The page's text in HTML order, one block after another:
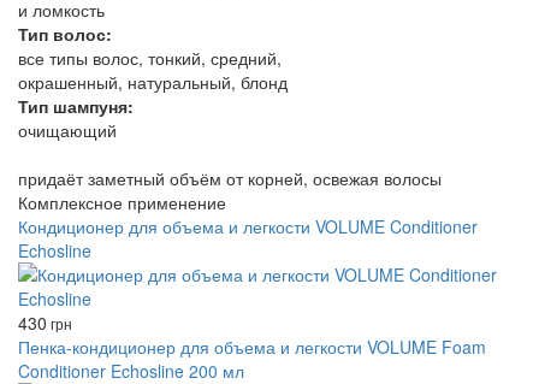
и ломкость
Тип волос:
все типы волос, тонкий, средний,
окрашенный, натуральный, блонд
Тип шампуня:
очищающий
придаёт заметный объём от корней, освежая волосы
Комплексное применение
Кондиционер для объема и легкости VOLUME Conditioner
Echosline
430 грн
Пенка-кондиционер для объема и легкости VOLUME Foam
Conditioner Echosline 200 мл